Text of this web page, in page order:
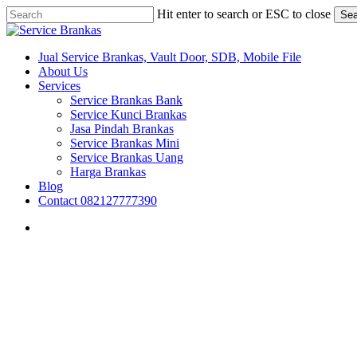
Skip
to
content
Hit enter to search or ESC to close
Close
search
Menu
Jual Service Brankas, Vault Door, SDB, Mobile File
About Us
Services
Service Brankas Bank
Service Kunci Brankas
Jasa Pindah Brankas
Service Brankas Mini
Service Brankas Uang
Harga Brankas
Blog
Contact 082127777390